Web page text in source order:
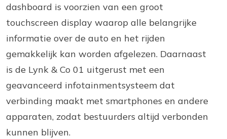
dashboard is voorzien van een groot
touchscreen display waarop alle belangrijke
informatie over de auto en het rijden
gemakkelijk kan worden afgelezen. Daarnaast
is de Lynk & Co 01 uitgerust met een
geavanceerd infotainmentsysteem dat
verbinding maakt met smartphones en andere
apparaten, zodat bestuurders altijd verbonden
kunnen blijven.